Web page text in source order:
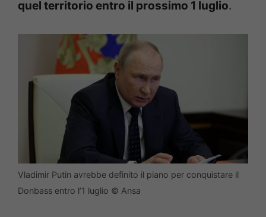
quel territorio entro il prossimo 1 luglio.
Vladimir Putin avrebbe definito il piano per conquistare il
Donbass entro l’1 luglio © Ansa